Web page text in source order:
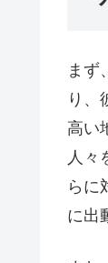
まず
り、
高い
人々
らに
に出